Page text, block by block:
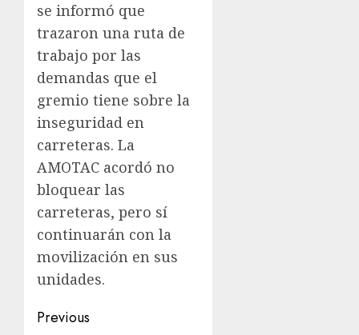
se informó que
trazaron una ruta de
trabajo por las
demandas que el
gremio tiene sobre la
inseguridad en
carreteras. La
AMOTAC acordó no
bloquear las
carreteras, pero sí
continuarán con la
movilización en sus
unidades.
Previous